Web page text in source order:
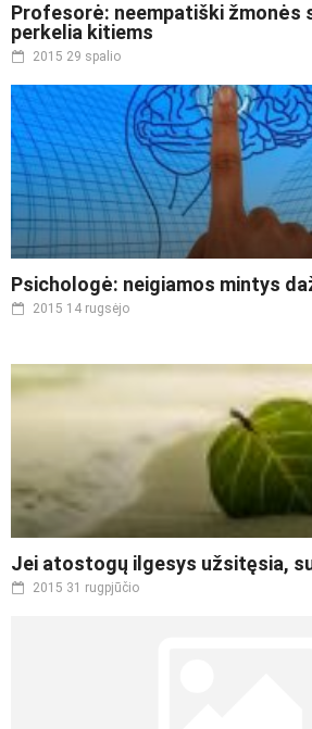
Profesorė: neempatiški žmonės
perkelia kitiems
2015 29 spalio
Psichologė: neigiamos mintys
2015 14 rugsėjo
Jei atostogų ilgesys užsitęsia,
2015 31 rugpjūčio